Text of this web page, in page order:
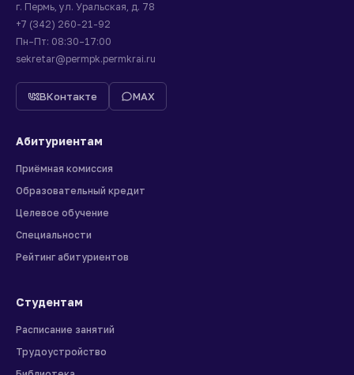
г. Пермь, ул. Уральская, д. 78
+7 (342) 260-21-92
Пн–Пт: 08:30–17:00
sekretar@permpk.permkrai.ru
ВКонтакте MAX
Абитуриентам
Приёмная комиссия
Образовательный кредит
Целевое обучение
Специальности
Рейтинг абитуриентов
Студентам
Расписание занятий
Трудоустройство